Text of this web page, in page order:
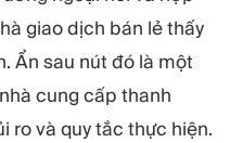
giao dịch bán lẻ thấy
Ẩn sau nút đó là một
cung cấp thanh
ro và quy tắc thực hiện.